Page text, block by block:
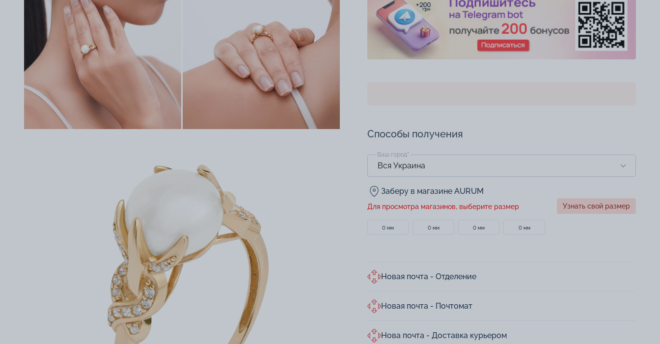
Способы получения
Ваш город*
Заберу в магазине AURUM
Для просмотра магазинов, выберите размер Узнать свой размер
0 мм 0 мм 0 мм 0 мм
Новая почта - Отделение
Новая почта - Почтомат
Нова почта - Доставка курьером